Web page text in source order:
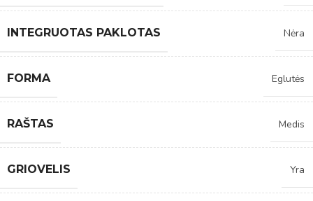
INTEGRUOTAS PAKLOTAS Nėra
FORMA Eglutės
RAŠTAS Medis
GRIOVELIS Yra